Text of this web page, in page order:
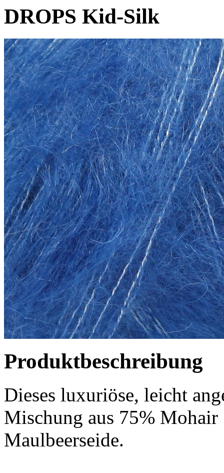
DROPS Kid-Silk
Produktbeschreibung
Dieses luxuriöse, leicht
Mischung aus 75%
Maulbeerseide.